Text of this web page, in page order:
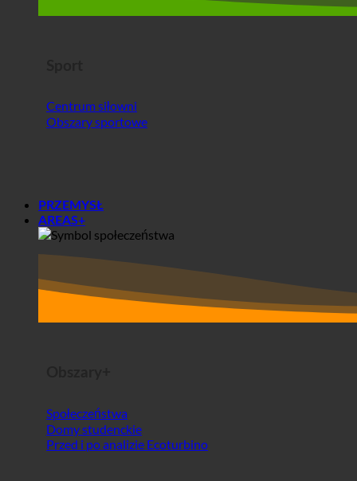
Centrum siłowni
Obszary sportowe
PRZEMYSŁ
AREAS+
Społeczeństwa
Domy studenckie
Przed i po analizie Ecoturbino